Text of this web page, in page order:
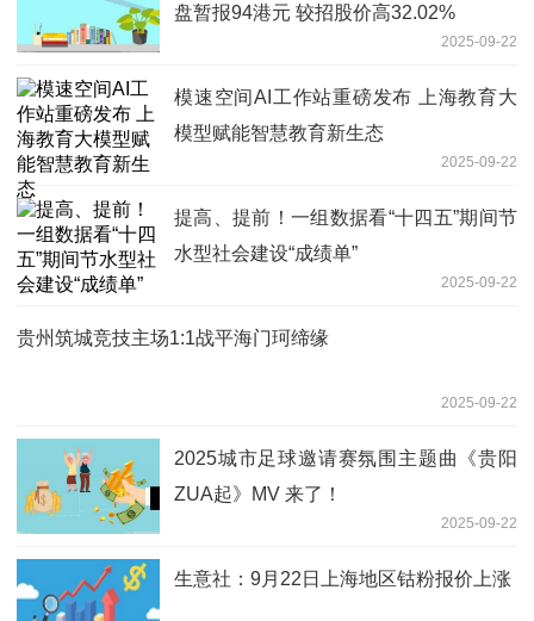
盘暂报94港元 较招股价高32.02%
2025-09-22
模速空间AI工作站重磅发布 上海教育大
模型赋能智慧教育新生态
2025-09-22
提高、提前！一组数据看“十四五”期间节
水型社会建设“成绩单”
2025-09-22
贵州筑城竞技主场1:1战平海门珂缔缘
2025-09-22
2025城市足球邀请赛氛围主题曲《贵阳
ZUA起》MV 来了！
2025-09-22
生意社：9月22日上海地区钴粉报价上涨